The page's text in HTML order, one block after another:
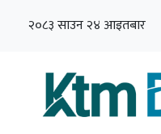
२०८३ साउन २४ आइतबार